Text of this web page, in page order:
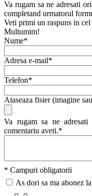
Va rugam sa ne adresati
completand urmatorul
Veti primi un raspuns in
Multumim!
Nume*
Adresa e-mail*
Telefon*
Ataseaza fisier (imagine
Va rugam sa ne
comentariu aveti.*
* Campuri obligatorii
As dori sa ma abonez